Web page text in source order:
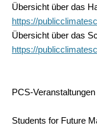
Übersicht über das
https://
Übersicht über das
https://
PCS-
Students for Future